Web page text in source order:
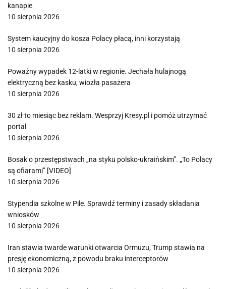
kanapie
10 sierpnia 2026
System kaucyjny do kosza Polacy płacą, inni korzystają
10 sierpnia 2026
Poważny wypadek 12-latki w regionie. Jechała hulajnogą
elektryczną bez kasku, wiozła pasażera
10 sierpnia 2026
30 zł to miesiąc bez reklam. Wesprzyj Kresy.pl i pomóż utrzymać
portal
10 sierpnia 2026
Bosak o przestępstwach „na styku polsko-ukraińskim”. „To Polacy
są ofiarami” [VIDEO]
10 sierpnia 2026
Stypendia szkolne w Pile. Sprawdź terminy i zasady składania
wniosków
10 sierpnia 2026
Iran stawia twarde warunki otwarcia Ormuzu, Trump stawia na
presję ekonomiczną, z powodu braku interceptorów
10 sierpnia 2026